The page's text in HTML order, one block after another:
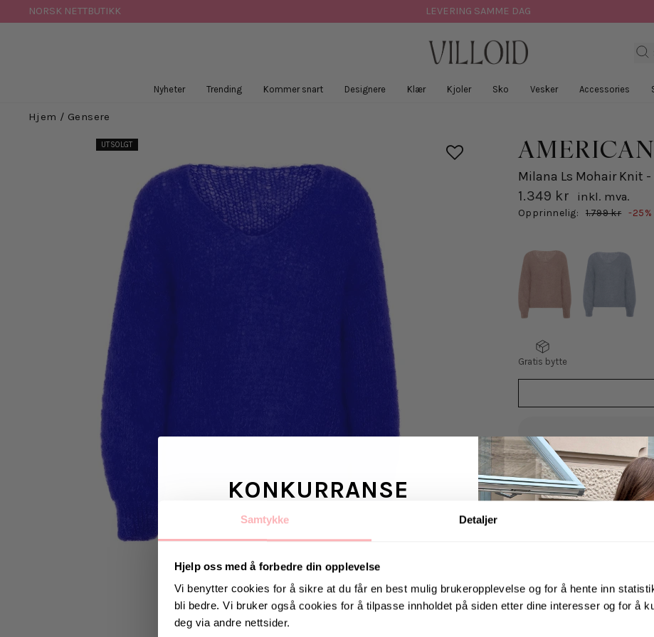
Samtykke Detaljer
Hjelp oss med å forbedre din opplevelse
Vi benytter cookies for å sikre at du får en best mulig brukeropplevelse og for å hente inn
bli bedre. Vi bruker også cookies for å tilpasse innholdet på siden etter dine interesser og for å
deg via andre nettsider.
til
NORSK NETTBUTIKK LEVERING SAMME DAG
Nyheter Trending Kommer snart Designere Klær Kjoler Sko Vesker Accessories
Hjem / Gensere
UTSOLGT
Milana Ls Mohair Knit
1.349 kr inkl. mva.
Opprinnelig: 1.799 kr
Salgspris -25%
Gratis bytte
VELG
STØRRELSE
VELG
STØRRELSE
Milana LS Mohair Knit
Dreams' ikoniske
København og laget
strikket i en lett og
sommerstrikken!
lav skuldersøm, V-hals
blåfargen - den er
KONKURRANSE
Vinn valgfrie jeans fra Jeanerica
til deg og en venn <3
Vinneren annonseres 9. august via Instagram